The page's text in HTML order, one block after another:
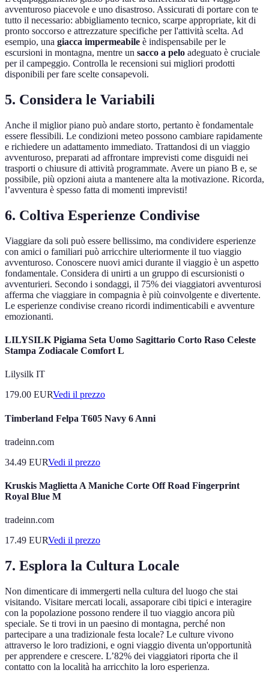
avventuroso piacevole e uno disastroso. Assicurati di portare con te
tutto il necessario: abbigliamento tecnico, scarpe appropriate, kit di
pronto soccorso e attrezzature specifiche per l'attività scelta. Ad
esempio, una giacca impermeabile è indispensabile per le
escursioni in montagna, mentre un sacco a pelo adeguato è cruciale
per il campeggio. Controlla le recensioni sui migliori prodotti
disponibili per fare scelte consapevoli.
5. Considera le Variabili
Anche il miglior piano può andare storto, pertanto è fondamentale
essere flessibili. Le condizioni meteo possono cambiare rapidamente
e richiedere un adattamento immediato. Trattandosi di un viaggio
avventuroso, preparati ad affrontare imprevisti come disguidi nei
trasporti o chiusure di attività programmate. Avere un piano B e, se
possibile, più opzioni aiuta a mantenere alta la motivazione. Ricorda,
l’avventura è spesso fatta di momenti imprevisti!
6. Coltiva Esperienze Condivise
Viaggiare da soli può essere bellissimo, ma condividere esperienze
con amici o familiari può arricchire ulteriormente il tuo viaggio
avventuroso. Conoscere nuovi amici durante il viaggio è un aspetto
fondamentale. Considera di unirti a un gruppo di escursionisti o
avventurieri. Secondo i sondaggi, il 75% dei viaggiatori avventurosi
afferma che viaggiare in compagnia è più coinvolgente e divertente.
Le esperienze condivise creano ricordi indimenticabili e avventure
emozionanti.
LILYSILK Pigiama Seta Uomo Sagittario Corto Raso Celeste
Stampa Zodiacale Comfort L
Lilysilk IT
179.00 EURVedi il prezzo
Timberland Felpa T605 Navy 6 Anni
tradeinn.com
34.49 EURVedi il prezzo
Kruskis Maglietta A Maniche Corte Off Road Fingerprint
Royal Blue M
tradeinn.com
17.49 EURVedi il prezzo
7. Esplora la Cultura Locale
Non dimenticare di immergerti nella cultura del luogo che stai
visitando. Visitare mercati locali, assaporare cibi tipici e interagire
con la popolazione possono rendere il tuo viaggio ancora più
speciale. Se ti trovi in un paesino di montagna, perché non
partecipare a una tradizionale festa locale? Le culture vivono
attraverso le loro tradizioni, e ogni viaggio diventa un'opportunità
per apprendere e crescere. L’82% dei viaggiatori riporta che il
contatto con la località ha arricchito la loro esperienza.